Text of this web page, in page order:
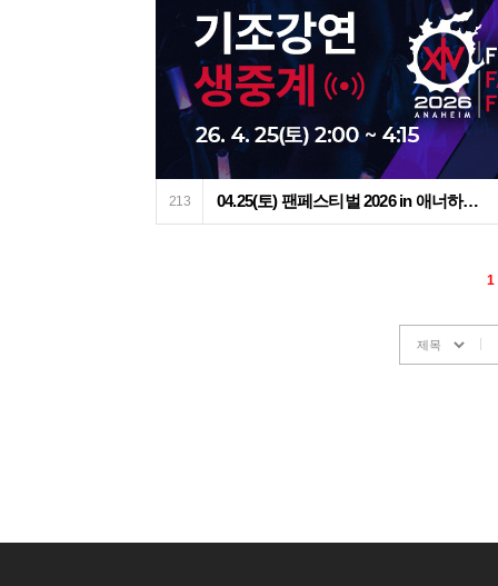
213 04.25(토) 팬페스티벌 2026 in 애너하임 기조강연 생중계 안내
1